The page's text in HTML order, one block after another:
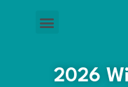
2026